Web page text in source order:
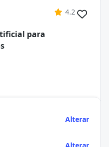
4.2
para
Alterar